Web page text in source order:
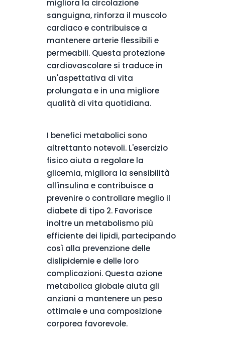
migliora la circolazione
sanguigna, rinforza il muscolo
cardiaco e contribuisce a
mantenere arterie flessibili e
permeabili. Questa protezione
cardiovascolare si traduce in
un'aspettativa di vita
prolungata e in una migliore
qualità di vita quotidiana.
I benefici metabolici sono
altrettanto notevoli. L'esercizio
fisico aiuta a regolare la
glicemia, migliora la sensibilità
all'insulina e contribuisce a
prevenire o controllare meglio il
diabete di tipo 2. Favorisce
inoltre un metabolismo più
efficiente dei lipidi, partecipando
così alla prevenzione delle
dislipidemie e delle loro
complicazioni. Questa azione
metabolica globale aiuta gli
anziani a mantenere un peso
ottimale e una composizione
corporea favorevole.